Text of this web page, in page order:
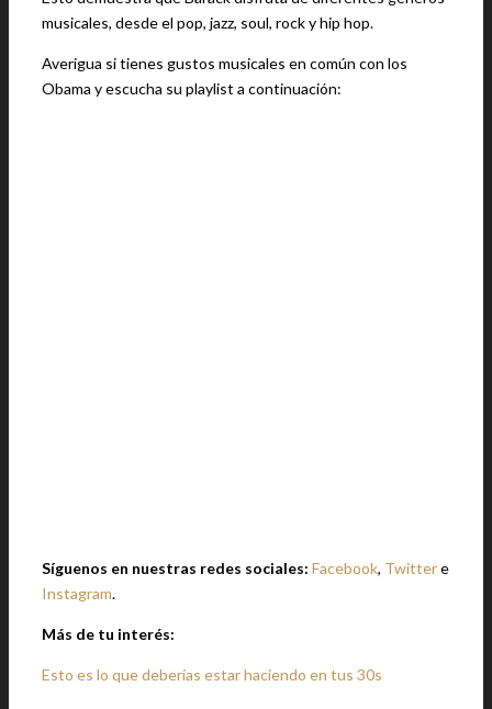
musicales, desde el pop, jazz, soul, rock y hip hop.
Averigua si tienes gustos musicales en común con los
Obama y escucha su playlist a continuación:
Síguenos en nuestras redes sociales: Facebook, Twittere
Instagram.
Más de tu interés:
Esto es lo que deberías estar haciendo en tus 30s